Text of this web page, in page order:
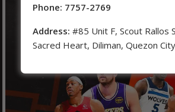
Phone: 7757-2769
Address: #85 Unit F, Scout Rallos
Sacred Heart, Diliman, Quezon City